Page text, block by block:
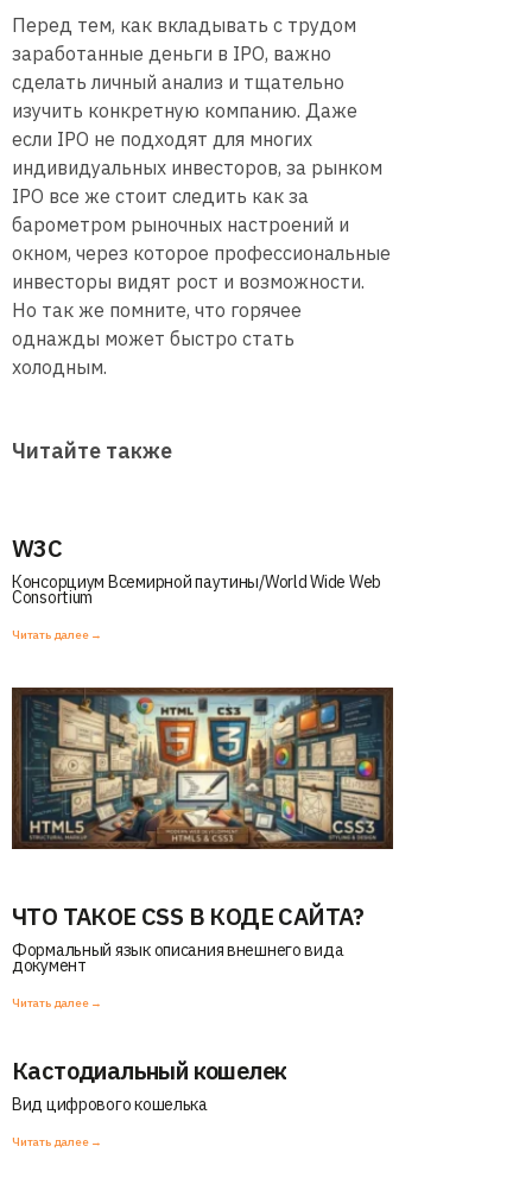
Перед тем, как вкладывать с трудом
заработанные деньги в IPO, важно
сделать личный анализ и тщательно
изучить конкретную компанию. Даже
если IPO не подходят для многих
индивидуальных инвесторов, за рынком
IPO все же стоит следить как за
барометром рыночных настроений и
окном, через которое профессиональные
инвесторы видят рост и возможности.
Но так же помните, что горячее
однажды может быстро стать
холодным.
Читайте также
W3C
Консорциум Всемирной паутины/World Wide Web
Consortium
Читать далее →
ЧТО ТАКОЕ CSS В КОДЕ САЙТА?
Формальный язык описания внешнего вида
документ
Читать далее →
Кастодиальный кошелек
Вид цифрового кошелька
Читать далее →